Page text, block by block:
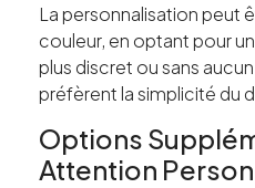
La personnalisation peut
couleur, en optant pour
plus discret ou sans
préfèrent la simplicité du
Options
Attention